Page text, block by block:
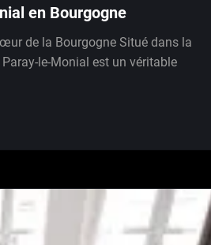
en Bourgogne
de la Bourgogne Situé dans la
le-Monial est un véritable